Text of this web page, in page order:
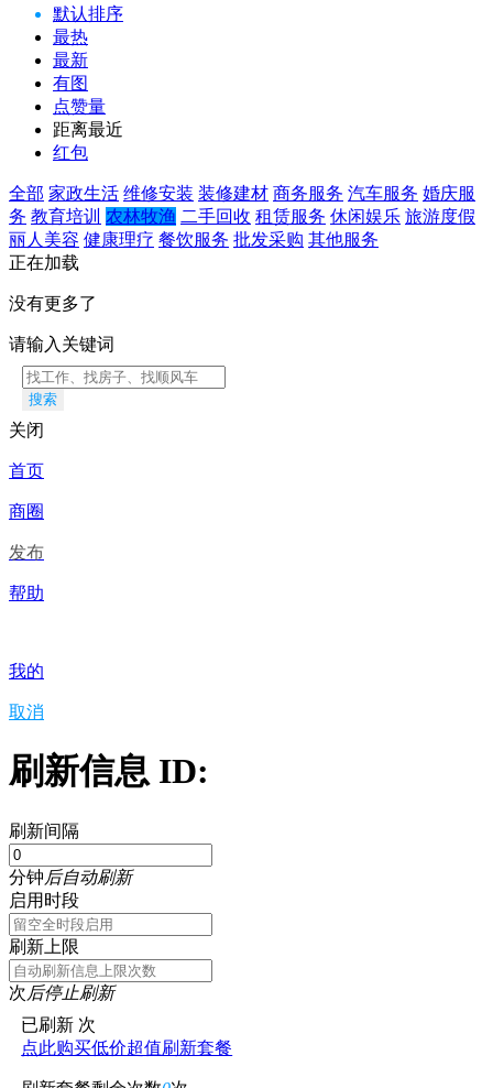
默认排序
最热
最新
有图
点赞量
距离最近
红包
全部 家政生活 维修安装 装修建材 商务服务 汽车服务 婚庆服
务 教育培训 农林牧渔 二手回收 租赁服务 休闲娱乐 旅游度假
丽人美容 健康理疗 餐饮服务 批发采购 其他服务
正在加载
没有更多了
请输入关键词
搜索
关闭
首页
商圈
发布
帮助
我的
取消
刷新信息 ID:
刷新间隔
分钟后自动刷新
启用时段
刷新上限
次后停止刷新
已刷新 次
点此购买低价超值刷新套餐